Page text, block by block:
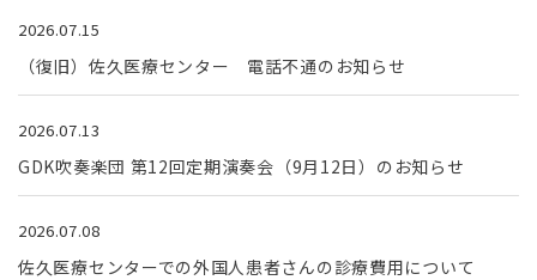
2026.07.15
（復旧）佐久医療センター 電話不通のお知らせ
2026.07.13
GDK吹奏楽団 第12回定期演奏会（9月12日）のお知らせ
2026.07.08
佐久医療センターでの外国人患者さんの診療費用について